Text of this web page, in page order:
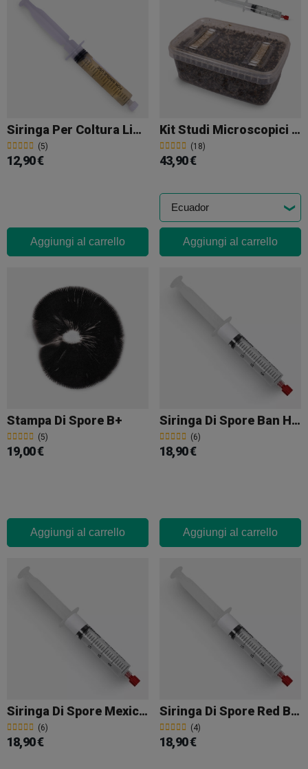
Siringa Per Coltura Liquida Hillbilly Pumpkin
(5)
12,90 €
Aggiungi al carrello
Kit Studi Microscopici Di Spore Di Funghi (con Contenitore)
(18)
43,90 €
Aggiungi al carrello
Stampa Di Spore B+
(5)
19,00 €
Aggiungi al carrello
Siringa Di Spore Ban Hua Thai
(6)
18,90 €
Aggiungi al carrello
Siringa Di Spore Mexicana
(6)
18,90 €
Siringa Di Spore Red Boy
(4)
18,90 €